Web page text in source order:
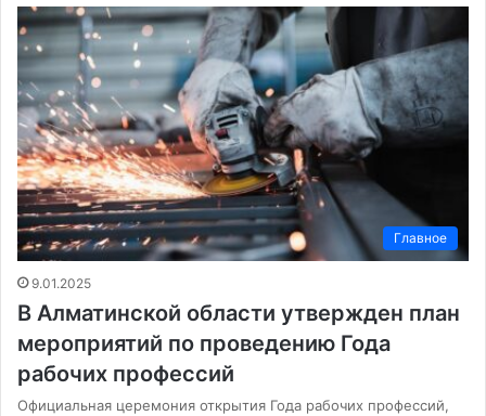
Главное
9.01.2025
В Алматинской области утвержден план
мероприятий по проведению Года
рабочих профессий
Официальная церемония открытия Года рабочих профессий,